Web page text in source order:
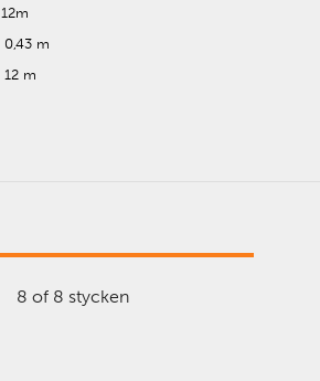
12m
0,43 m
12 m
8 of 8 stycken